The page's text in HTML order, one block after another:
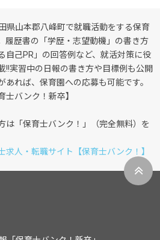
県山本郡八峰町で就職活動をする保育
履歴書の「学歴・志望動機」の書き方
自己PR」の回答例など、就活対策に役
!!実習中の日報の書き方や目標例も公開
あれば、保育園への応募も可能です。
士バンク！新卒】
は「保育士バンク！」（完全無料）を
求人・転職サイト【保育士バンク！】